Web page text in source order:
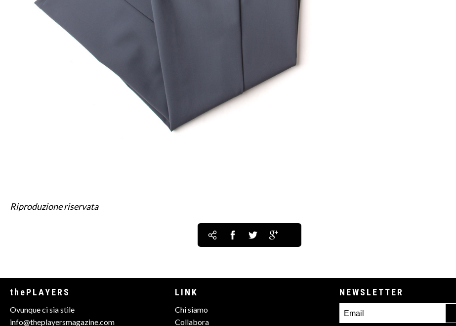
Riproduzione riservata
thePLAYERS
Ovunque ci sia stile
info@theplayersmagazine.com
LINK
Chi siamo
Collabora
NEWSLETTER